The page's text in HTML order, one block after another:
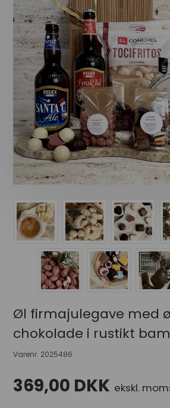
Øl firmajulegave med
chokolade i rustikt
Varenr. 2025486
369,00 DKK ekskl.